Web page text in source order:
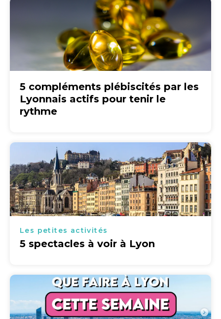
5 compléments plébiscités par les
Lyonnais actifs pour tenir le
rythme
Les petites activités
5 spectacles à voir à Lyon